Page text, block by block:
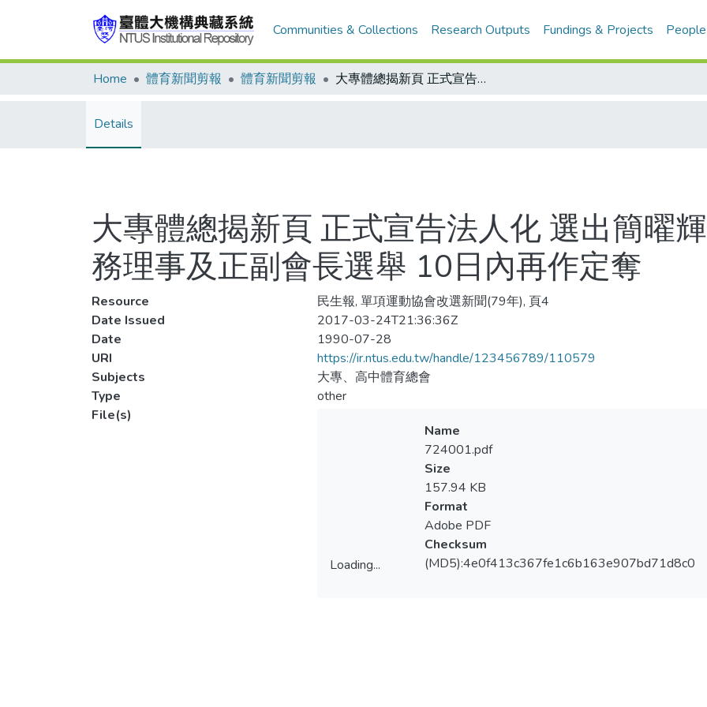
Communities & Collections Research Outputs Fundings & Projects People
Home 體育新聞剪報 體育新聞剪報 大專體總揭新頁 正式宣告法人化 選出簡曜輝等46位理監事、常務理事及正副會長選舉 10日內再作定奪
Details
大專體總揭新頁 正式宣告法人化 選出簡曜
務理事及正副會長選舉 10日內再作定奪
Resource
民生報, 單項運動協會改選新聞(79年), 頁4
Date Issued
2017-03-24T21:36:36Z
Date
1990-07-28
URI
https://ir.ntus.edu.tw/handle/123456789/110579
Subjects
大專、高中體育總會
Type
other
File(s)
Loading...
Name
724001.pdf
Size
157.94 KB
Format
Adobe PDF
Checksum
(MD5):4e0f413c367fe1c6b163e907bd71d8c0